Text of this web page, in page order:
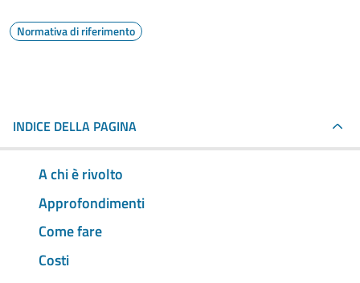
Normativa di riferimento
INDICE DELLA PAGINA
A chi è rivolto
Approfondimenti
Come fare
Costi